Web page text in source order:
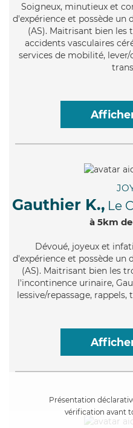
Soigneux, minutieux et
d'expérience et possède
(AS). Maitrisant bien les
accidents vasculaires
services de mobilité,
Gauthier K., Le
à 5km
Dévoué, joyeux et
d'expérience et possède
(AS). Maitrisant bien les
l'incontinence urinaire,
lessive/repassage,
Présentation
vérification avant